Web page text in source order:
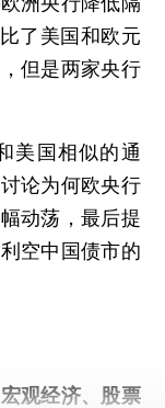
了美国和欧元
但是两家央行
国相似的通
论为何欧央行
动荡，最后提
空中国债市的
观经济、股票